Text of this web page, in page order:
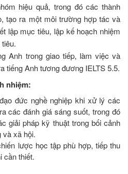
hiệu quả, trong đó các thành
tạo ra một môi trường hợp tác và
lập mục tiêu, lập kế hoạch nhiệm
Anh trong giao tiếp, làm việc và
tiếng Anh tương đương IELTS 5.5.
nhiệm:
đức nghề nghiệp khi xử lý các
các đánh giá sáng suốt, trong đó
giải pháp kỹ thuật trong bối cảnh
và xã hội.
lược học tập phù hợp, tiếp thu
cần thiết.